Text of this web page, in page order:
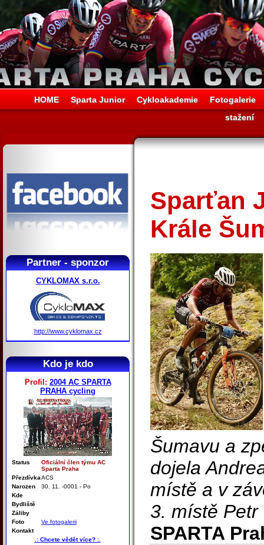
HOME Sparta Junior Cykloakademie
Fotogalerie
stažení
Partner - sponzor
CYKLOMAX s.r.o.
http://www.cyklomax.cz
Kdo je kdo
Profil: 2004 AC SPARTA
PRAHA cycling
Status
Oficiální člen týmu AC
Sparta Praha
PřezdívkaACS
Narozen
30. 11. -0001 - Po
Kde
Bydliště
Záliby
Foto
Ve fotogalerii
Kontakt
.: Chcete vědět více? :.
Sparťan
Krále
Šumavu a
dojela
místě a v
3. místě
SPARTA